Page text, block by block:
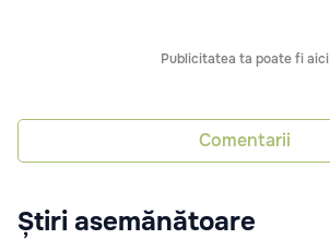
Publicitatea ta poate fi aici
Comentarii
Știri asemănătoare